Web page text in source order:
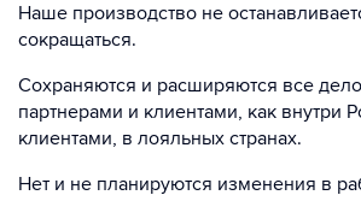
Наше производство не
сокращаться.
Сохраняются и расширяются все
партнерами и клиентами, как внутри
клиентами, в лояльных странах.
Нет и не планируются изменения в